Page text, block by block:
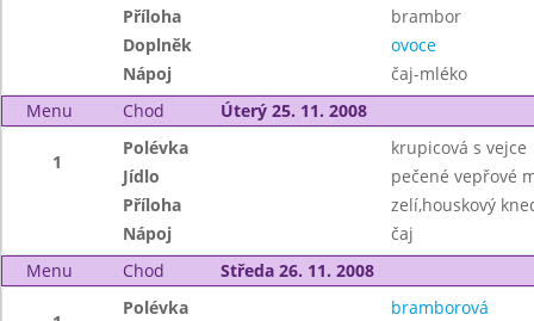
Příloha
brambor
Doplněk
ovoce
Nápoj
čaj-mléko
Menu
Chod Úterý 25. 11. 2008
1
Polévka
krupicová s vejce
Jídlo
pečené vepřové
Příloha
zelí,houskový
Nápoj
čaj
Menu
Chod Středa 26. 11. 2008
Polévka
bramborová